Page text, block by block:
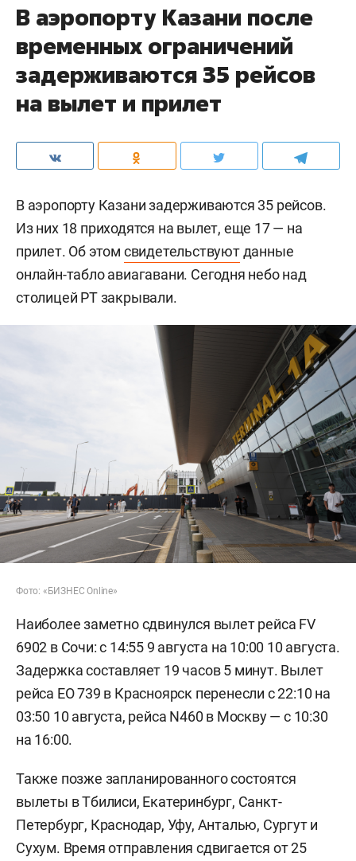
В аэропорту Казани после
временных ограничений
задерживаются 35 рейсов
на вылет и прилет
В аэропорту Казани задерживаются 35 рейсов.
Из них 18 приходятся на вылет, еще 17 — на
прилет. Об этом свидетельствуютданные
онлайн-табло авиагавани. Сегодня небо над
столицей РТ закрывали.
Фото: «БИЗНЕС Online»
Наиболее заметно сдвинулся вылет рейса FV
6902 в Сочи: с 14:55 9 августа на 10:00 10 августа.
Задержка составляет 19 часов 5 минут. Вылет
рейса EO 739 в Красноярск перенесли с 22:10 на
03:50 10 августа, рейса N460 в Москву — с 10:30
на 16:00.
Также позже запланированного состоятся
вылеты в Тбилиси, Екатеринбург, Санкт-
Петербург, Краснодар, Уфу, Анталью, Сургут и
Сухум. Время отправления сдвигается от 25